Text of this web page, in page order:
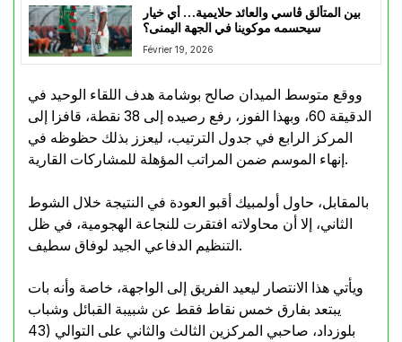
بين المتألق ڤاسي والعائد حلايمية… أي خيار
سيحسمه موكوينا في الجهة اليمنى؟
Février 19, 2026
ووقع متوسط الميدان صالح بوشامة هدف اللقاء الوحيد في
الدقيقة 60، وبهذا الفوز، رفع رصيده إلى 38 نقطة، قافزا إلى
المركز الرابع في جدول الترتيب، ليعزز بذلك حظوظه في
إنهاء الموسم ضمن المراتب المؤهلة للمشاركات القارية.
بالمقابل، حاول أولمبيك أقبو العودة في النتيجة خلال الشوط
الثاني، إلا أن محاولاته افتقرت للنجاعة الهجومية، في ظل
التنظيم الدفاعي الجيد لوفاق سطيف.
ويأتي هذا الانتصار ليعيد الفريق إلى الواجهة، خاصة وأنه بات
يبتعد بفارق خمس نقاط فقط عن شبيبة القبائل وشباب
بلوزداد، صاحبي المركزين الثالث والثاني على التوالي (43